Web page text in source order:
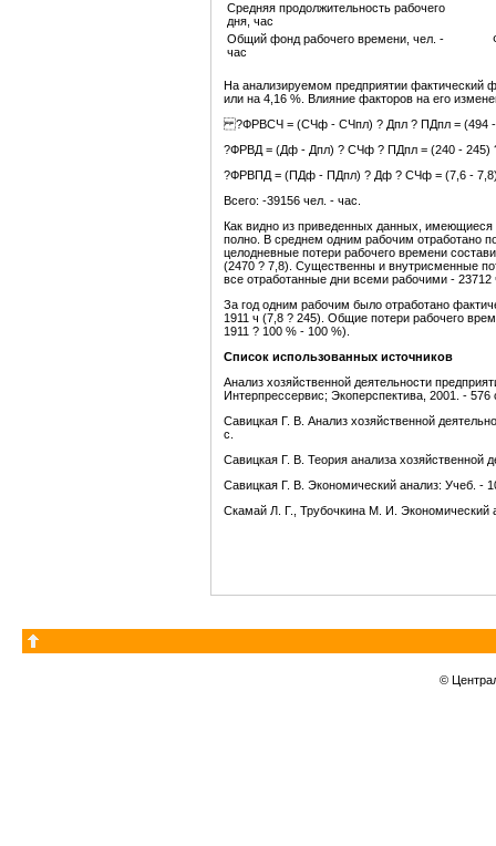
Средняя продолжительность рабочего
дня, час
Общий фонд рабочего времени, чел. -
час
На анализируемом предприятии фактический
или на 4,16 %. Влияние факторов на его
?ФРВСЧ = (СЧф - СЧпл) ? Дпл ? ПДпл = (494 -
?ФРВД = (Дф - Дпл) ? СЧф ? ПДпл = (240 - 245)
?ФРВПД = (ПДф - ПДпл) ? Дф ? СЧф = (7,6 - 7,8)
Всего: -39156 чел. - час.
Как видно из приведенных данных, имеющиеся
полно. В среднем одним рабочим отработано
целодневные потери рабочего времени
(2470 ? 7,8). Существенны и внутрисменные
все отработанные дни всеми рабочими - 23712
За год одним рабочим было отработано
1911 ч (7,8 ? 245). Общие потери рабочего
1911 ? 100 % - 100 %).
Список использованных источников
Анализ хозяйственной деятельности
Интерпрессервис; Экоперспектива, 2001. - 576
Савицкая Г. В. Анализ хозяйственной
с.
Савицкая Г. В. Теория анализа
Савицкая Г. В. Экономический анализ: Учеб. -
Скамай Л. Г., Трубочкина М. И. Экономический
©